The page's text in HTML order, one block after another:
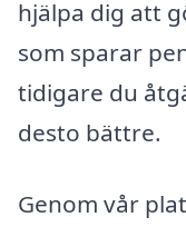
hjälpa dig att
som sparar
tidigare du
desto bättre.
Genom vår